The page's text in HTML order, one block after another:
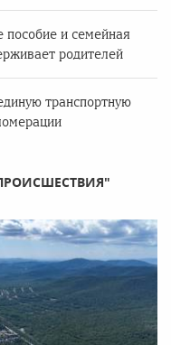
пособие и семейная
родителей
транспортную